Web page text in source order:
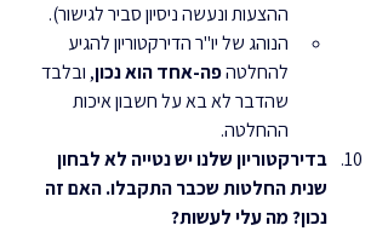
ההצעות ונעשה ניסיון סביר לגישור).
הנוהג של יו"ר הדירקטוריון להגיע
להחלטה פה-אחד הוא נכון, ובלבד
שהדבר לא בא על חשבון איכות
ההחלטה.
בדירקטוריון שלנו יש נטייה לא לבחון
שנית החלטות שכבר התקבלו. האם זה
נכון? מה עלי לעשות?